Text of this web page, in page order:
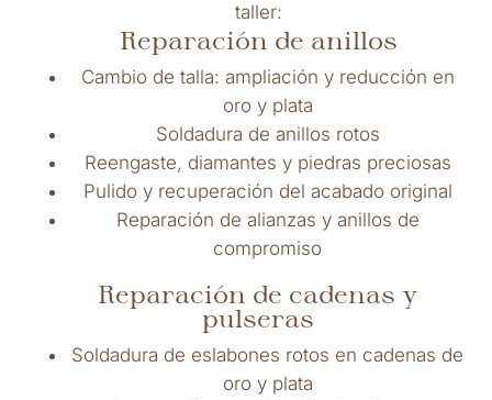
taller:
Reparación de anillos
Cambio de talla: ampliación y reducción en
oro y plata
Soldadura de anillos rotos
Reengaste, diamantes y piedras preciosas
Pulido y recuperación del acabado original
Reparación de alianzas y anillos de
compromiso
Reparación de cadenas y
pulseras
Soldadura de eslabones rotos en cadenas de
oro y plata